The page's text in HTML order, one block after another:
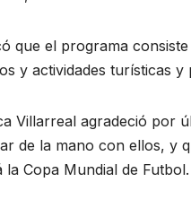
que el programa
y actividades turísticas
Villarreal agradeció por
de la mano con ellos, y
la Copa Mundial de Futbol.